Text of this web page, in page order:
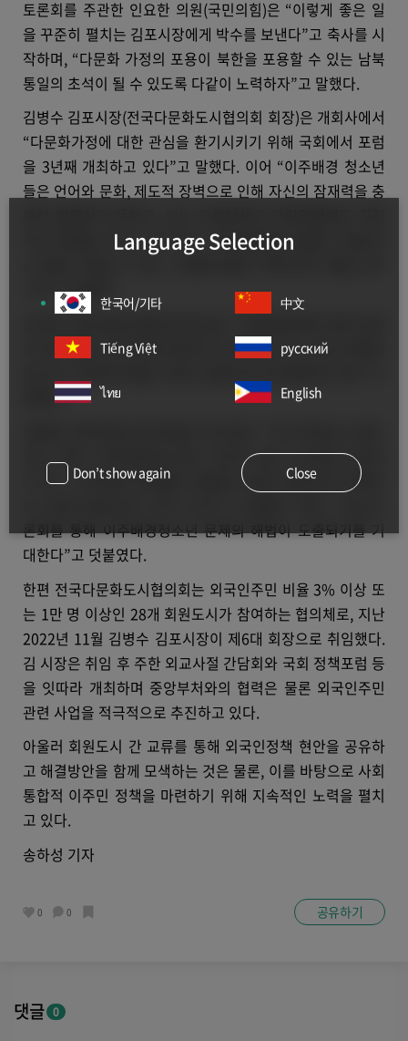
토론회를 주관한 인요한 의원(국민의힘)은 “이렇게 좋은 일
을 꾸준히 펼치는 김포시장에게 박수를 보낸다”고 축사를 시
작하며, “다문화 가정의 포용이 북한을 포용할 수 있는 남북
통일의 초석이 될 수 있도록 다같이 노력하자”고 말했다.
김병수 김포시장(전국다문화도시협의회 회장)은 개회사에서
“다문화가정에 대한 관심을 환기시키기 위해 국회에서 포럼
을 3년째 개최하고 있다”고 말했다. 이어 “이주배경 청소년
들은 언어와 문화, 제도적 장벽으로 인해 자신의 잠재력을 충
적인 영향을 미치고 있다”며 “이주배경청소년들이 차별 없
가자”고 말했다.
의 장이 열린 것에 대해 축하하고 감사한다”며, “낡은 정체성
말했다.
있는 반면 이주배경청소년은 꾸준히 늘어 20%를 넘어섰
다”며, “이주배경 학생들의 맞춤형 교육의 필요성과 이중언
론회를 통해 이주배경청소년 문제의 해법이 도출되기를 기
대한다”고 덧붙였다.
한편 전국다문화도시협의회는 외국인주민 비율 3% 이상 또
는 1만 명 이상인 28개 회원도시가 참여하는 협의체로, 지난
2022년 11월 김병수 김포시장이 제6대 회장으로 취임했다.
김 시장은 취임 후 주한 외교사절 간담회와 국회 정책포럼 등
을 잇따라 개최하며 중앙부처와의 협력은 물론 외국인주민
관련 사업을 적극적으로 추진하고 있다.
아울러 회원도시 간 교류를 통해 외국인정책 현안을 공유하
고 해결방안을 함께 모색하는 것은 물론, 이를 바탕으로 사회
통합적 이주민 정책을 마련하기 위해 지속적인 노력을 펼치
고 있다.
송하성 기자
0 0 공유하기
댓글 0
Language Selection
한국어/기타 中文
Tiếng Việt русский
ไทย English
Don’t show again Close